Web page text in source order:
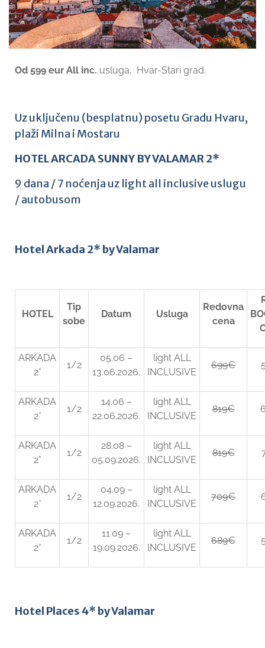
Od 599 eur All inc. usluga, Hvar-Stari grad.
Uz uključenu (besplatnu) posetu Gradu Hvaru,
plaži Milna i Mostaru
HOTEL ARCADA SUNNY BY VALAMAR 2*
9 dana / 7 noćenja uz light all inclusive uslugu
/ autobusom
Hotel Arkada 2* by Valamar
HOTEL
Tip
sobe
Datum Usluga
Redovna
cena
ARKADA
2*
1/2
05.06 –
13.06.2026.
light ALL
INCLUSIVE
699€
ARKADA
2*
1/2
14.06 –
22.06.2026.
light ALL
INCLUSIVE
819€
ARKADA
2*
1/2
28.08 –
05.09.2026.
light ALL
INCLUSIVE
819€
ARKADA
2*
1/2
04.09 –
12.09.2026.
light ALL
INCLUSIVE
709€
ARKADA
2*
1/2
11.09 –
19.09.2026.
light ALL
INCLUSIVE
689€
Hotel Places 4* by Valamar